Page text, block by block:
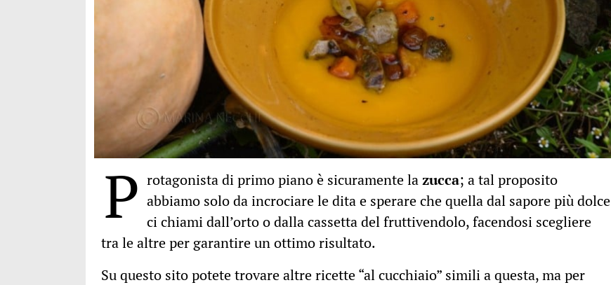
P rotagonista di primo piano è sicuramente lazucca; a tal proposito
abbiamo solo da incrociare le dita e sperare che quella dal sapore più dolce
ci chiami dall’orto o dalla cassetta del fruttivendolo, facendosi scegliere
tra le altre per garantire un ottimo risultato.
Su questo sito potete trovare altre ricette “al cucchiaio” simili a questa, ma per